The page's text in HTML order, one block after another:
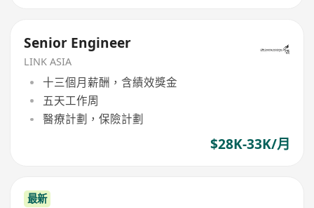
Senior Engineer
LINK ASIA
十三個月薪酬，含績效獎金
五天工作周
醫療計劃，保險計劃
$28K-33K/月
最新